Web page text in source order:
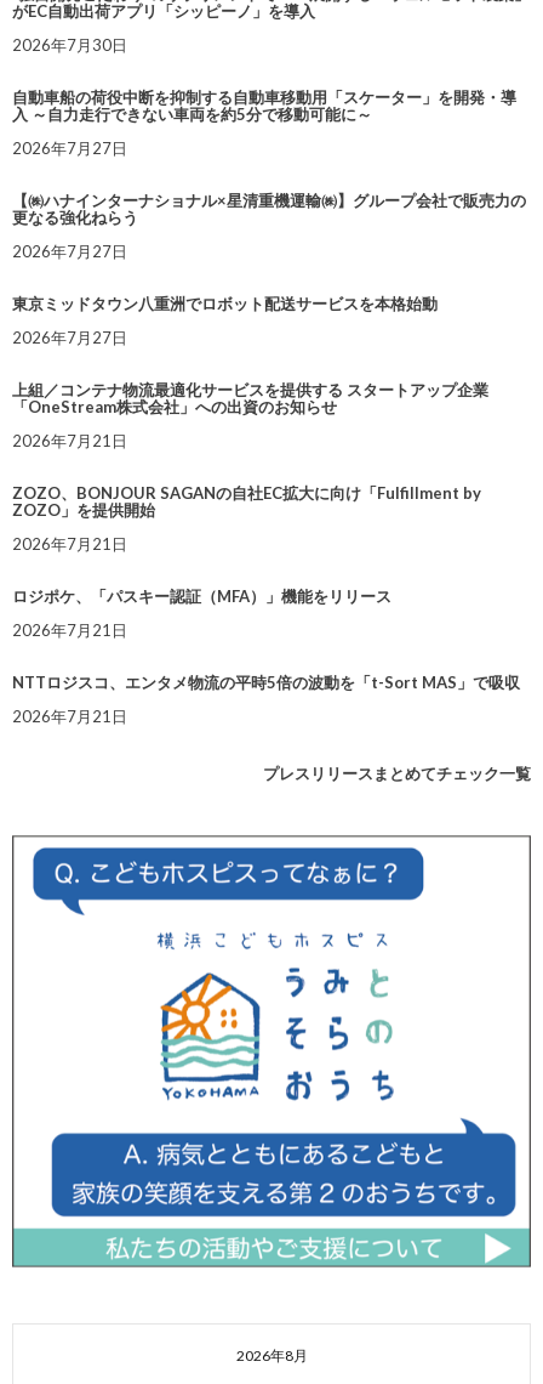
がEC自動出荷アプリ「シッピーノ」を導入
2026年7月30日
自動車船の荷役中断を抑制する自動車移動用「スケーター」を開発・導
入 ～自力走行できない車両を約5分で移動可能に～
2026年7月27日
【㈱ハナインターナショナル×星清重機運輸㈱】グループ会社で販売力の
更なる強化ねらう
2026年7月27日
東京ミッドタウン八重洲でロボット配送サービスを本格始動
2026年7月27日
上組／コンテナ物流最適化サービスを提供する スタートアップ企業
「OneStream株式会社」への出資のお知らせ
2026年7月21日
ZOZO、BONJOUR SAGANの自社EC拡大に向け「Fulfillment by
ZOZO」を提供開始
2026年7月21日
ロジポケ、「パスキー認証（MFA）」機能をリリース
2026年7月21日
NTTロジスコ、エンタメ物流の平時5倍の波動を「t-Sort MAS」で吸収
2026年7月21日
プレスリリースまとめてチェック一覧
2026年8月